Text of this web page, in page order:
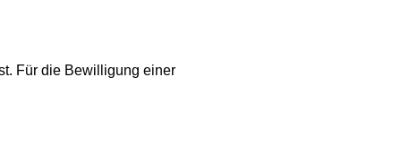
Für die Bewilligung einer